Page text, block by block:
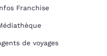
Franchise
de voyages